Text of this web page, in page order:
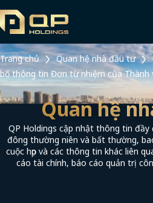
Trang chủ Quan hệ nhà đầu tư
bố thông tin Đơn từ nhiệm của Thành
Quan hệ
QP Holdings cập nhật thông tin đầy
đông thường niên và bất thường,
cuộc họp và các thông tin khác liên
cáo tài chính, báo cáo quản trị